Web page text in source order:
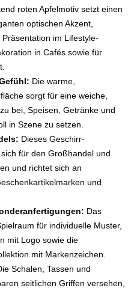
roten Apfelmotiv setzt einen
optischen Akzent,
im Lifestyle-
in Cafés sowie für
Die warme,
sorgt für eine weiche,
bei, Speisen, Getränke und
in Szene zu setzen.
Dieses Geschirr-
für den Großhandel und
und richtet sich an
und
Das
für individuelle Muster,
mit Logo sowie die
mit Markenzeichen.
Schalen, Tassen und
seitlichen Griffen versehen,